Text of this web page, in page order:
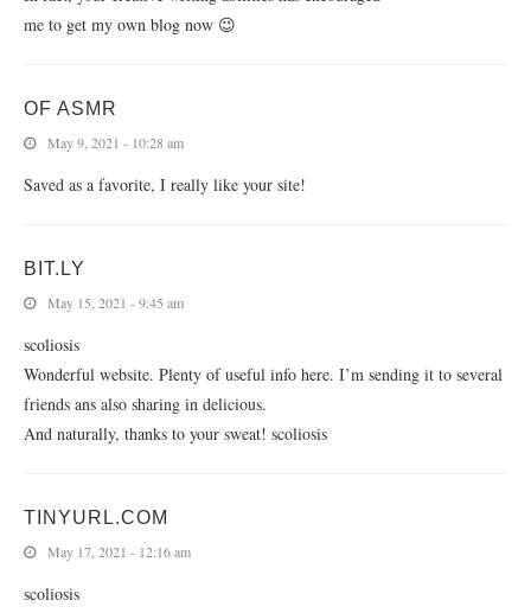
me to get my own blog now 😉
OF ASMR
May 9, 2021 - 10:28 am
Saved as a favorite, I really like your site!
BIT.LY
May 15, 2021 - 9:45 am
scoliosis
Wonderful website. Plenty of useful info here. I’m sending it to several
friends ans also sharing in delicious.
And naturally, thanks to your sweat! scoliosis
TINYURL.COM
May 17, 2021 - 12:16 am
scoliosis